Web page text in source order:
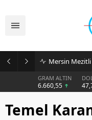
GRAM ALTIN
6.660,55
Temel